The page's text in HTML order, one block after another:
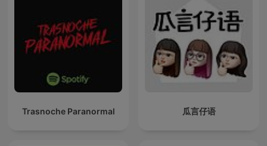
Trasnoche Paranormal 瓜言仔语